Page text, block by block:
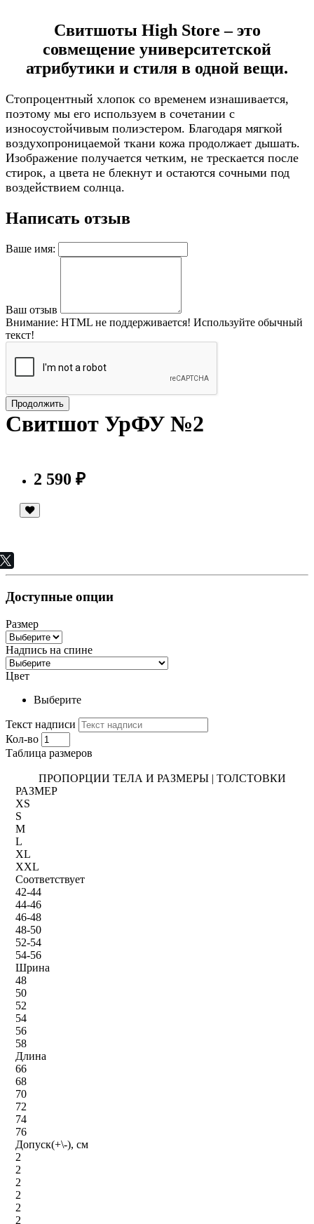
Свитшоты High Store – это
совмещение университетской
атрибутики и стиля в одной вещи.
Стопроцентный хлопок со временем изнашивается,
поэтому мы его используем в сочетании с
износоустойчивым полиэстером. Благодаря мягкой
воздухопроницаемой ткани кожа продолжает дышать.
Изображение получается четким, не трескается после
стирок, а цвета не блекнут и остаются сочными под
воздействием солнца.
Написать отзыв
Ваше имя:
Ваш отзыв
Внимание: HTML не поддерживается! Используйте обычный
текст!
Продолжить
Свитшот УрФУ №2
2 590 ₽
Доступные опции
Размер
Надпись на спине
Цвет
Выберите
Текст надписи
Кол-во
Таблица размеров
ПРОПОРЦИИ ТЕЛА И РАЗМЕРЫ | ТОЛСТОВКИ
РАЗМЕР
XS
S
M
L
XL
XXL
Соответствует
42-44
44-46
46-48
48-50
52-54
54-56
Шрина
48
50
52
54
56
58
Длина
66
68
70
72
74
76
Допуск(+\-), см
2
2
2
2
2
2